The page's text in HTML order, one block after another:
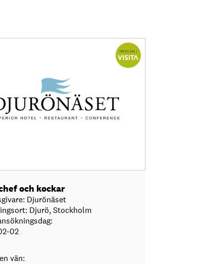
och kockar
Djurönäset
Djurö, Stockholm
02
vän: